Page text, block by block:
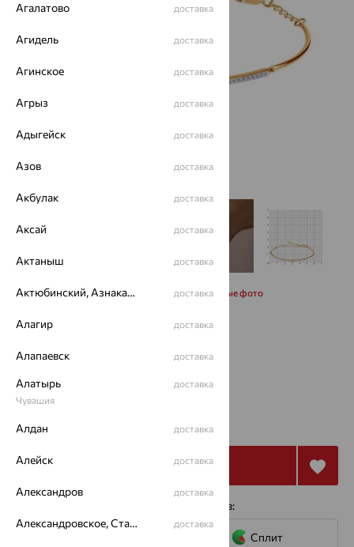
Запросить дополнительные фото
17
от 32 562 90 449₽
Купить
с помощью сервисов:
Сплит
Агалатово доставка
Агидель доставка
Агинское доставка
Агрыз доставка
Адыгейск доставка
Азов доставка
Акбулак доставка
Аксай доставка
Актаныш доставка
Актюбинский, Азнакаевский район доставка
Алагир доставка
Алапаевск доставка
Алатырь
Чувашия
доставка
Алдан доставка
Алейск доставка
Александров доставка
Александровское, Ставропольский край доставка